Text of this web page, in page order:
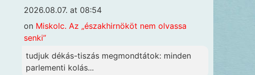
2026.08.07. at 08:54
on Miskolc. Az „északhirnököt nem olvassa
senki”
tudjuk dékás-tiszás megmondtátok: minden
parlementi kolás...